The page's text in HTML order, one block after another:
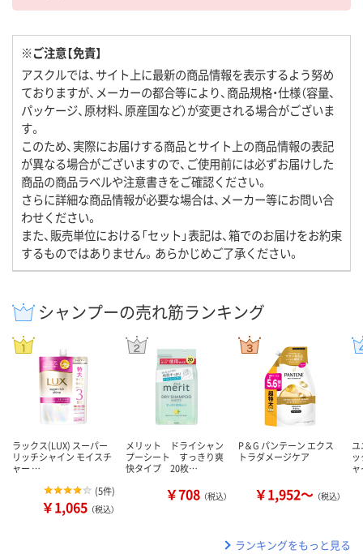
※ご注意【免責】
アスクルでは、サイト上に最新の商品情報を表示するよう努め
ておりますが、メーカーの都合等により、商品規格・仕様（容量、
パッケージ、原材料、原産国など）が変更される場合がございま
す。
このため、実際にお届けする商品とサイト上の商品情報の表記
が異なる場合がございますので、ご使用前には必ずお届けした
商品の商品ラベルや注意書きをご確認ください。
さらに詳細な商品情報が必要な場合は、メーカー等にお問い合
わせください。
また、販売単位における「セット」表記は、箱でのお届けをお約束
するものではありません。あらかじめご了承ください。
シャンプーの売れ筋ランキング
ラックス(LUX) スーパー
リッチシャイン モイスチ
ャー …
(5件)
￥1,065 （税込）
メリット ドライシャン
プーシート すっきり爽
快タイプ 20枚…
￥708 （税込）
P＆G パンテーン エクス
トラダメージケア
￥1,952～ （税込）
ユ
ランキングをもっと見る